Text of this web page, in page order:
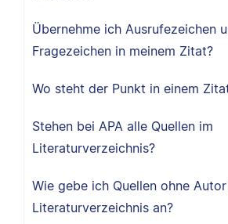
Übernehme ich Ausrufezeichen
Fragezeichen in meinem Zitat?
Wo steht der Punkt in einem
Stehen bei APA alle Quellen im
Literaturverzeichnis?
Wie gebe ich Quellen ohne
Literaturverzeichnis an?